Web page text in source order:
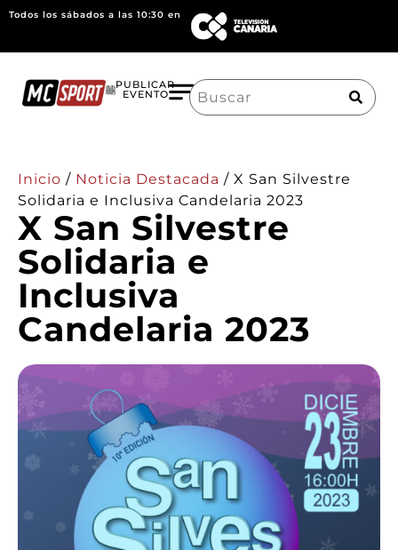
Todos los sábados a las 10:30 en
PUBLICAR
EVENTO
Search
for:
Inicio / Noticia Destacada / X San Silvestre
Solidaria e Inclusiva Candelaria 2023
X San Silvestre
Solidaria e
Inclusiva
Candelaria 2023